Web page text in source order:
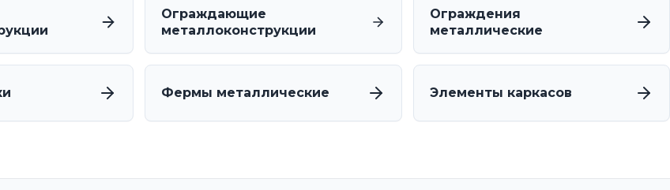
Ограждающие
металлоконструкции
Ограждения
металлические
Фермы металлические Элементы каркасов